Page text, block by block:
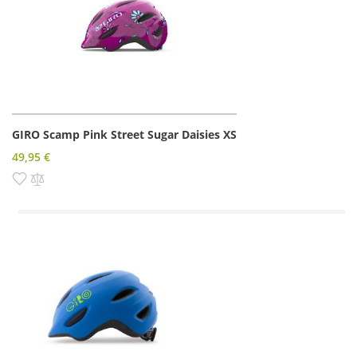
GIRO Scamp Pink Street Sugar Daisies XS
49,95 €
Pridať do zoznamu prianí